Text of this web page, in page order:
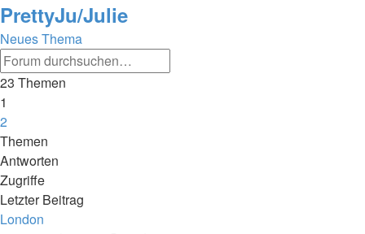
PrettyJu/Julie
Neues Thema
23 Themen
1
2
Nächste
Themen
Antworten
Zugriffe
Letzter Beitrag
London